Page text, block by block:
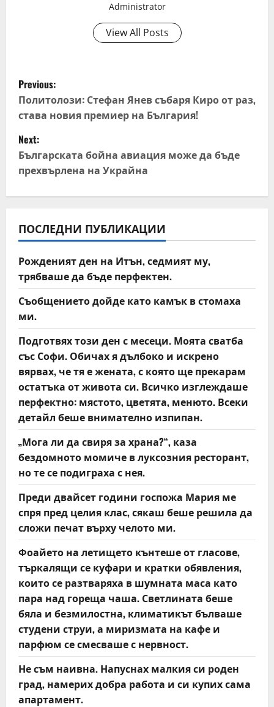
Administrator
View All Posts
P
o
s
t
n
v
i
g
a
t
i
o
n
Previous:
Политолози: Стефан Янев събаря Киро от раз,
става новия премиер на България!
Next:
Българската бойна авиация може да бъде
прехвърлена на Украйна
ПОСЛЕДНИ ПУБЛИКАЦИИ
Рожденият ден на Итън, седмият му,
трябваше да бъде перфектен.
Съобщението дойде като камък в стомаха
ми.
Подготвях този ден с месеци. Моята сватба
със Софи. Обичах я дълбоко и искрено
вярвах, че тя е жената, с която ще прекарам
остатъка от живота си. Всичко изглеждаше
перфектно: мястото, цветята, менюто. Всеки
детайл беше внимателно изпипан.
„Мога ли да свиря за храна?“, каза
бездомното момиче в луксозния ресторант,
но те се подиграха с нея.
Преди двайсет години госпожа Мария ме
спря пред целия клас, сякаш беше решила да
сложи печат върху челото ми.
Фоайето на летището кънтеше от гласове,
търкалящи се куфари и кратки обявления,
които се разтваряха в шумната маса като
пара над гореща чаша. Светлината беше
бяла и безмилостна, климатикът бълваше
студени струи, а миризмата на кафе и
парфюм се смесваше с нервност.
Не съм наивна. Напуснах малкия си роден
град, намерих добра работа и си купих сама
апартамент.